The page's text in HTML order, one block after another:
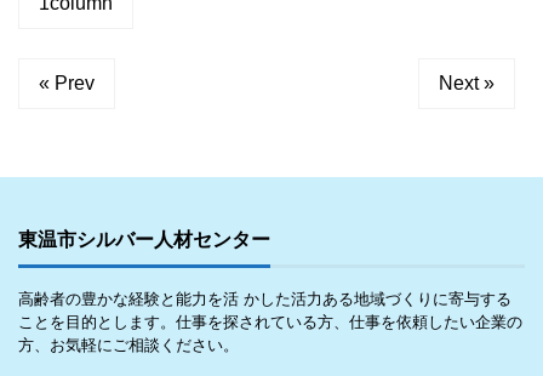
« Prev Next »
東温市シルバー人材センター
高齢者の豊かな経験と能力を活 かした活力ある地域づくりに寄与する
ことを目的とします。仕事を探されている方、仕事を依頼したい企業の
方、お気軽にご相談ください。